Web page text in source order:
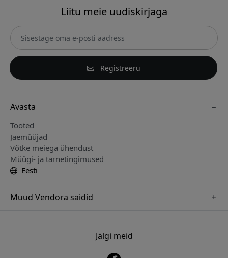
Liitu meie uudiskirjaga
Registreeru
Avasta
Tooted
Jaemüüjad
Võtke meiega ühendust
Müügi- ja tarnetingimused
Eesti
Muud Vendora saidid
Jälgi meid